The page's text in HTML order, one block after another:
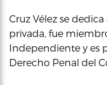
Cruz Vélez se
privada, fue
Independiente y es
Derecho Penal del